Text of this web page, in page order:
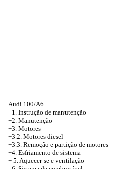
Audi 100/A6
+1. Instrução de manutenção
+2. Manutenção
+3. Motores
+3.2. Motores diesel
+3.3. Remoção e partição de motores
+4. Esfriamento de sistema
+ 5. Aquecer-se e ventilação